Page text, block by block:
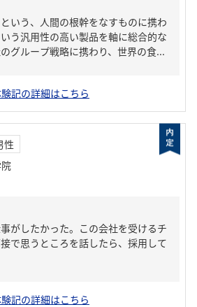
いう、人間の根幹をなすものに携わ
う汎用性の高い製品を軸に総合的な
グループ戦略に携わり、世界の食...
記の詳細はこちら
性
がしたかった。この会社を受けるチ
で思うところを話したら、採用して
記の詳細はこちら